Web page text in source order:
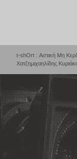
t-shOrt : Αστική Μη
Χατζημιχαηλίδης